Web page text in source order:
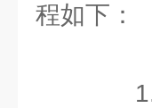
程如下：
1.